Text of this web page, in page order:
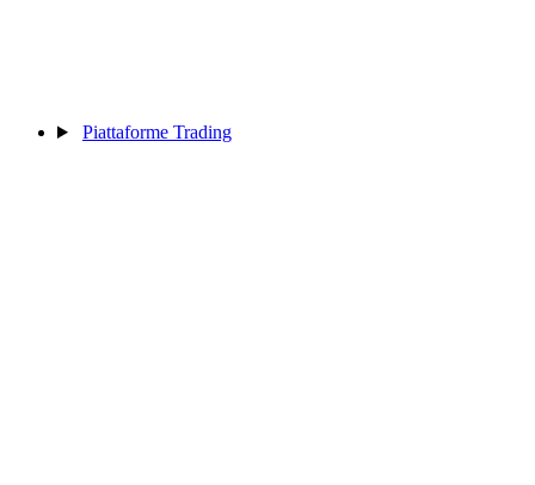
Piattaforme Trading